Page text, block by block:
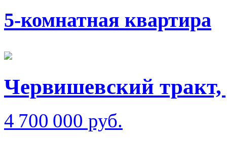
5-комнатная квартира
Червишевский тракт,
4 700 000 руб.